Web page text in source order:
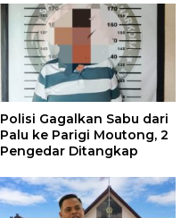
Polisi Gagalkan Sabu dari
Palu ke Parigi Moutong, 2
Pengedar Ditangkap